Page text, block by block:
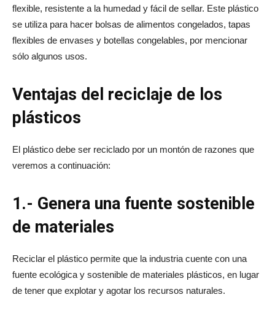
flexible, resistente a la humedad y fácil de sellar. Este plástico
se utiliza para hacer bolsas de alimentos congelados, tapas
flexibles de envases y botellas congelables, por mencionar
sólo algunos usos.
Ventajas del reciclaje de los
plásticos
El plástico debe ser reciclado por un montón de razones que
veremos a continuación:
1.- Genera una fuente sostenible
de materiales
Reciclar el plástico permite que la industria cuente con una
fuente ecológica y sostenible de materiales plásticos, en lugar
de tener que explotar y agotar los recursos naturales.